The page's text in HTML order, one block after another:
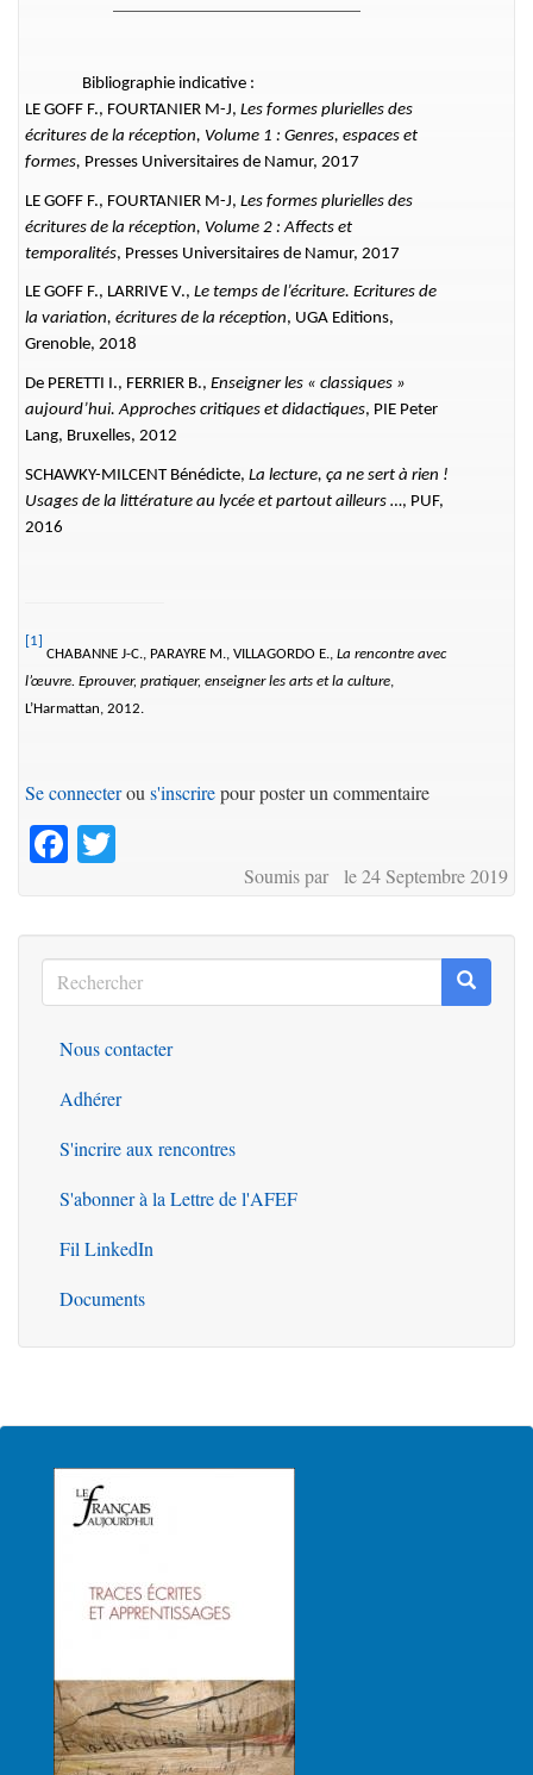
Bibliographie indicative :
LE GOFF F., FOURTANIER M-J, Les formes plurielles des
écritures de la réception, Volume 1 : Genres, espaces et
formes, Presses Universitaires de Namur, 2017
LE GOFF F., FOURTANIER M-J, Les formes plurielles des
écritures de la réception, Volume 2 : Affects et
temporalités, Presses Universitaires de Namur, 2017
LE GOFF F., LARRIVE V., Le temps de l’écriture. Ecritures de
la variation, écritures de la réception, UGA Editions,
Grenoble, 2018
De PERETTI I., FERRIER B., Enseigner les « classiques »
aujourd’hui. Approches critiques et didactiques, PIE Peter
Lang, Bruxelles, 2012
SCHAWKY-MILCENT Bénédicte, La lecture, ça ne sert à rien !
Usages de la littérature au lycée et partout ailleurs …, PUF,
2016
[1]
CHABANNE J-C., PARAYRE M., VILLAGORDO E., La rencontre avec
l’œuvre. Eprouver, pratiquer, enseigner les arts et la culture,
L’Harmattan, 2012.
Se connecterou s'inscrirepour poster un commentaire
Facebook
Soumis par le 24 Septembre 2019
Rechercher
Rechercher
Outils
Nous contacter
Adhérer
S'incrire aux rencontres
S'abonner à la Lettre de l'AFEF
Fil LinkedIn
Documents